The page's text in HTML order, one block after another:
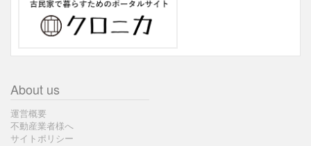
About us
運営概要
不動産業者様へ
サイトポリシー